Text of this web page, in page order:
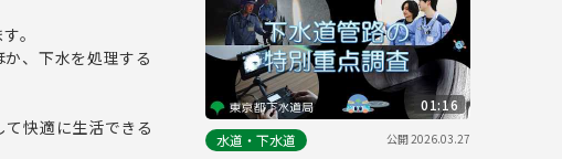
。
、下水を処理する
快適に生活できる
01:16
水道・下水道
公開2026.03.27